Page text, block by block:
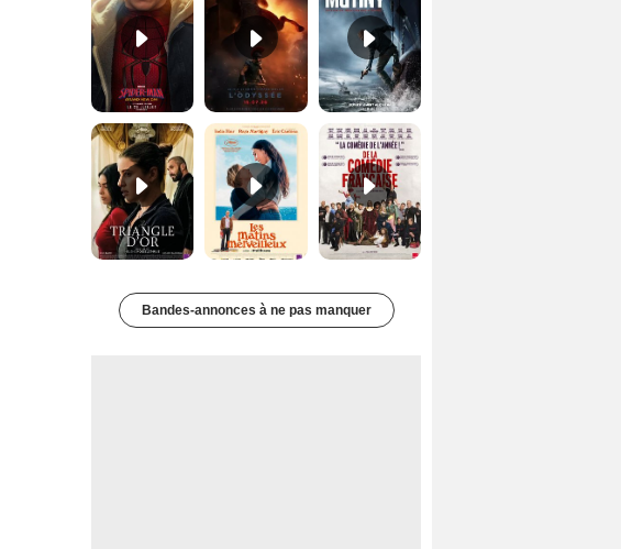
Les Matins merveilleux Bande-annonce VF De la Comédie-Française Teaser VF
Bandes-annonces à ne pas manquer